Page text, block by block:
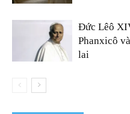
Đức Lêô
Phanxicô
lai